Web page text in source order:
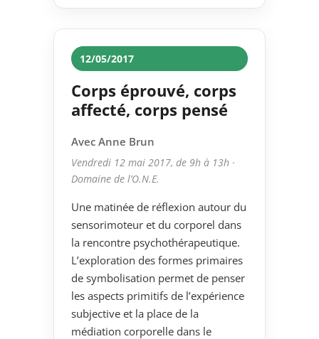
12/05/2017
Corps éprouvé, corps
affecté, corps pensé
Avec Anne Brun
Vendredi 12 mai 2017, de 9h à 13h ·
Domaine de l’O.N.E.
Une matinée de réflexion autour du
sensorimoteur et du corporel dans
la rencontre psychothérapeutique.
L’exploration des formes primaires
de symbolisation permet de penser
les aspects primitifs de l’expérience
subjective et la place de la
médiation corporelle dans le